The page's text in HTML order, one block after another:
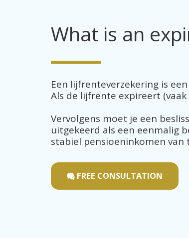
What is an
Een lijfrenteverzekering is
Als de lijfrente expireert
Vervolgens moet je een
uitgekeerd als een eenmalig
stabiel pensioeninkomen
FREE CONSULTATION